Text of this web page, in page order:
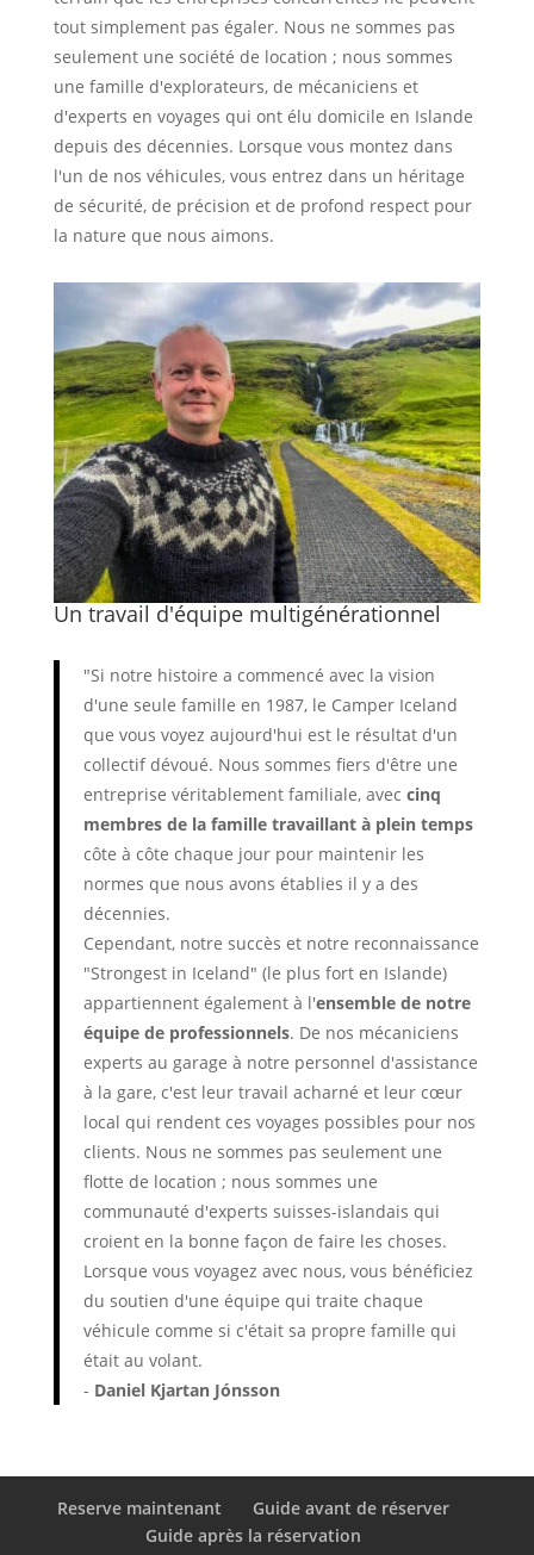
tout simplement pas égaler. Nous ne sommes pas
seulement une société de location ; nous sommes
une famille d'explorateurs, de mécaniciens et
d'experts en voyages qui ont élu domicile en Islande
depuis des décennies. Lorsque vous montez dans
l'un de nos véhicules, vous entrez dans un héritage
de sécurité, de précision et de profond respect pour
la nature que nous aimons.
Un travail d'équipe multigénérationnel
"Si notre histoire a commencé avec la vision
d'une seule famille en 1987, le Camper Iceland
que vous voyez aujourd'hui est le résultat d'un
collectif dévoué. Nous sommes fiers d'être une
entreprise véritablement familiale, avec cinq
membres de la famille travaillant à plein temps
côte à côte chaque jour pour maintenir les
normes que nous avons établies il y a des
décennies.
Cependant, notre succès et notre reconnaissance
"Strongest in Iceland" (le plus fort en Islande)
appartiennent également à l'ensemble de notre
équipe de professionnels. De nos mécaniciens
experts au garage à notre personnel d'assistance
à la gare, c'est leur travail acharné et leur cœur
local qui rendent ces voyages possibles pour nos
clients. Nous ne sommes pas seulement une
flotte de location ; nous sommes une
communauté d'experts suisses-islandais qui
croient en la bonne façon de faire les choses.
Lorsque vous voyagez avec nous, vous bénéficiez
du soutien d'une équipe qui traite chaque
véhicule comme si c'était sa propre famille qui
était au volant.
- Daniel Kjartan Jónsson
Reserve maintenant
Guide avant de réserver
Guide après la réservation